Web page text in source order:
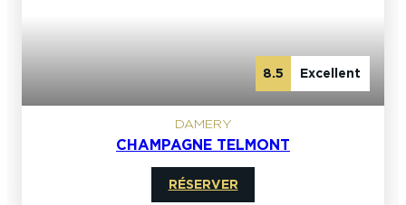
8.5 Excellent
DAMERY
CHAMPAGNE TELMONT
RÉSERVER